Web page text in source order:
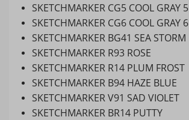
SKETCHMARKER CG5 COOL GRAY 5
SKETCHMARKER CG6 COOL GRAY 6
SKETCHMARKER BG41 SEA STORM
SKETCHMARKER R93 ROSE
SKETCHMARKER R14 PLUM FROST
SKETCHMARKER B94 HAZE BLUE
SKETCHMARKER V91 SAD VIOLET
SKETCHMARKER BR14 PUTTY